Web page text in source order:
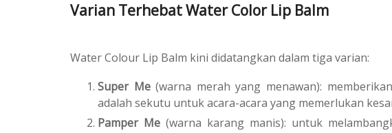
Varian Terhebat Water Color Lip Balm
Water Colour Lip Balm kini didatangkan dalam tiga varian:
Super Me(warna merah yang menawan):
adalah sekutu untuk acara-acara yang memerlukan
Pamper Me (warna karang manis): untuk